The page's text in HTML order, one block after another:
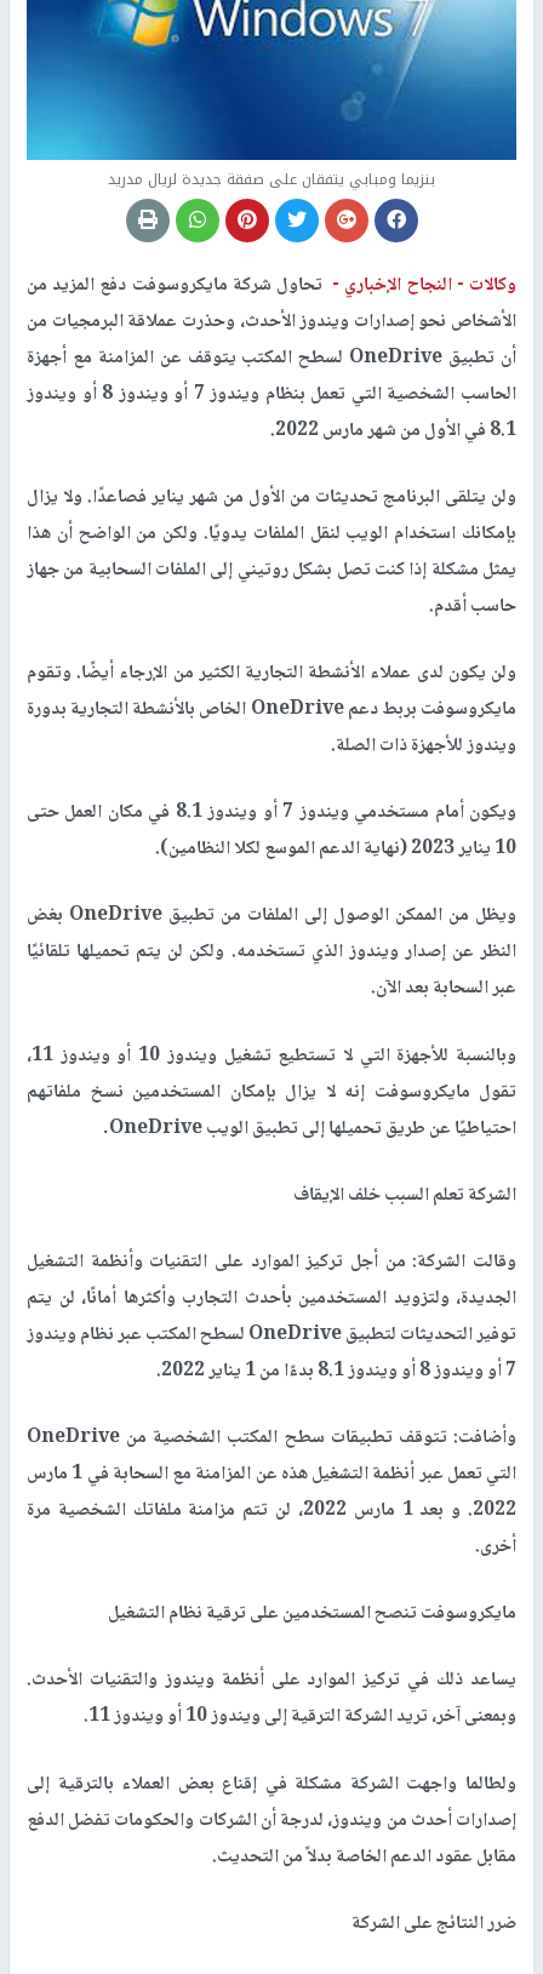
بنزيما ومبابي يتفقان على صفقة جديدة لريال مدريد
وكالات -النجاح الإخباري - تحاول شركة مايكروسوفت دفع المزيد من
الأشخاص نحو إصدارات ويندوز الأحدث، وحذرت عملاقة البرمجيات من
أن تطبيق OneDrive لسطح المكتب يتوقف عن المزامنة مع أجهزة
الحاسب الشخصية التي تعمل بنظام ويندوز 7 أو ويندوز 8 أو ويندوز
8.1 في الأول من شهر مارس 2022.
ولن يتلقى البرنامج تحديثات من الأول من شهر يناير فصاعدًا. ولا يزال
بإمكانك استخدام الويب لنقل الملفات يدويًا. ولكن من الواضح أن هذا
يمثل مشكلة إذا كنت تصل بشكل روتيني إلى الملفات السحابية من جهاز
حاسب أقدم.
ولن يكون لدى عملاء الأنشطة التجارية الكثير من الإرجاء أيضًا. وتقوم
مايكروسوفت بربط دعمOneDriveالخاص بالأنشطة التجارية بدورة
ويندوز للأجهزة ذات الصلة.
ويكون أمام مستخدمي ويندوز 7 أو ويندوز 8.1 في مكان العمل حتى
10 يناير 2023 (نهاية الدعم الموسع لكلا النظامين).
ويظل من الممكن الوصول إلى الملفات من تطبيق OneDrive بغض
النظر عن إصدار ويندوز الذي تستخدمه. ولكن لن يتم تحميلها تلقائيًا
عبر السحابة بعد الآن.
وبالنسبة للأجهزة التي لا تستطيع تشغيل ويندوز 10 أو ويندوز 11،
تقول مايكروسوفت إنه لا يزال بإمكان المستخدمين نسخ ملفاتهم
احتياطيًا عن طريق تحميلها إلى تطبيق الويبOneDrive
.
الشركة تعلم السبب خلف الإيقاف
وقالت الشركة: من أجل تركيز الموارد على التقنيات وأنظمة التشغيل
الجديدة، ولتزويد المستخدمين بأحدث التجارب وأكثرها أمانًا، لن يتم
توفير التحديثات لتطبيقOneDriveلسطح المكتب عبر نظام ويندوز
7 أو ويندوز 8 أو ويندوز 8.1 بدءًا من 1 يناير 2022.
وأضافت: تتوقف تطبيقات سطح المكتب الشخصية من OneDrive
التي تعمل عبر أنظمة التشغيل هذه عن المزامنة مع السحابة في 1 مارس
2022. و بعد 1 مارس 2022، لن تتم مزامنة ملفاتك الشخصية مرة
أخرى.
مايكروسوفت تنصح المستخدمين على ترقية نظام التشغيل
يساعد ذلك في تركيز الموارد على أنظمة ويندوز والتقنيات الأحدث.
وبمعنى آخر، تريد الشركة الترقية إلى ويندوز 10 أو ويندوز 11.
ولطالما واجهت الشركة مشكلة في إقناع بعض العملاء بالترقية إلى
إصدارات أحدث من ويندوز، لدرجة أن الشركات والحكومات تفضل الدفع
مقابل عقود الدعم الخاصة بدلاً من التحديث.
ضرر النتائج على الشركة